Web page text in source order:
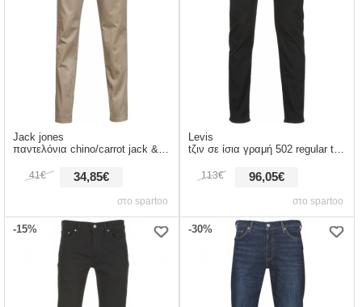
στο spartoo
Jack jones
παντελόνια chino/carrot jack & jones jjimarco σύνθεση: βαμβάκι,spandex
34,85€
41€
στο spartoo
Levis
tζιν σε ίσια γραμή 502 regular tapered σύνθεση: βαμβάκι,spandex
96,05€
113€
-15% -30%